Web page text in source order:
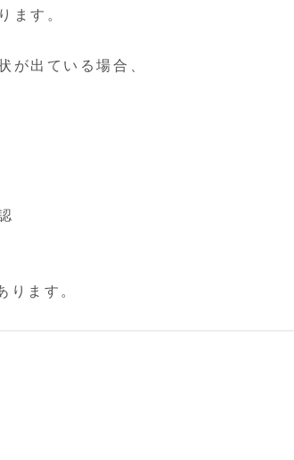
ます。
が出ている場合、
ります。